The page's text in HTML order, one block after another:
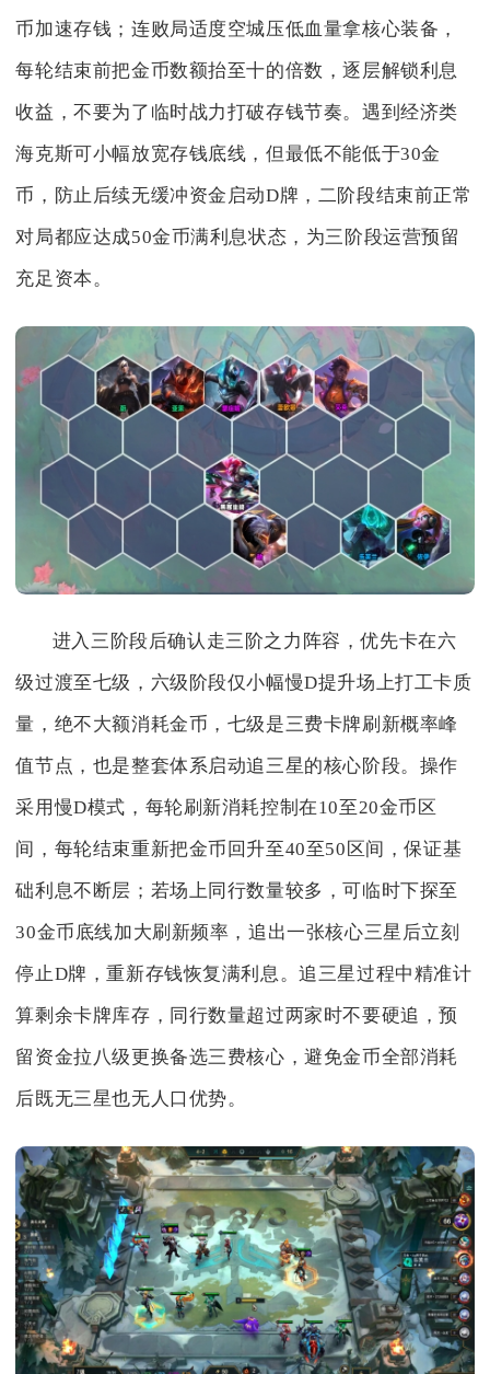
币加速存钱；连败局适度空城压低血量拿核心装备，
每轮结束前把金币数额抬至十的倍数，逐层解锁利息
收益，不要为了临时战力打破存钱节奏。遇到经济类
海克斯可小幅放宽存钱底线，但最低不能低于30金
币，防止后续无缓冲资金启动D牌，二阶段结束前正常
对局都应达成50金币满利息状态，为三阶段运营预留
充足资本。
进入三阶段后确认走三阶之力阵容，优先卡在六
级过渡至七级，六级阶段仅小幅慢D提升场上打工卡质
量，绝不大额消耗金币，七级是三费卡牌刷新概率峰
值节点，也是整套体系启动追三星的核心阶段。操作
采用慢D模式，每轮刷新消耗控制在10至20金币区
间，每轮结束重新把金币回升至40至50区间，保证基
础利息不断层；若场上同行数量较多，可临时下探至
30金币底线加大刷新频率，追出一张核心三星后立刻
停止D牌，重新存钱恢复满利息。追三星过程中精准计
算剩余卡牌库存，同行数量超过两家时不要硬追，预
留资金拉八级更换备选三费核心，避免金币全部消耗
后既无三星也无人口优势。